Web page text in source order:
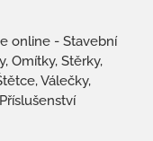
online - Stavební
Omítky, Stěrky,
Válečky,